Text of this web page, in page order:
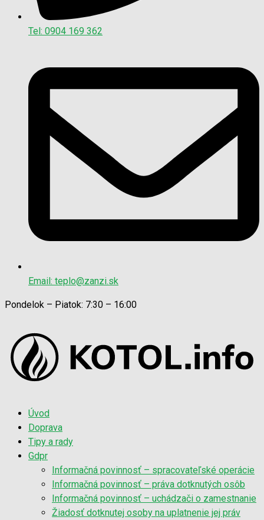
Tel: 0904 169 362
Email: teplo@zanzi.sk
Pondelok – Piatok: 7:30 – 16:00
Úvod
Doprava
Tipy a rady
Gdpr
Informačná povinnosť – spracovateľské operácie
Informačná povinnosť – práva dotknutých osôb
Informačná povinnosť – uchádzači o zamestnanie
Žiadosť dotknutej osoby na uplatnenie jej práv